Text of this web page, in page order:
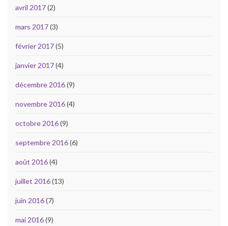
avril 2017(2)
mars 2017(3)
février 2017(5)
janvier 2017(4)
décembre 2016(9)
novembre 2016(4)
octobre 2016(9)
septembre 2016(6)
août 2016(4)
juillet 2016(13)
juin 2016(7)
mai 2016(9)